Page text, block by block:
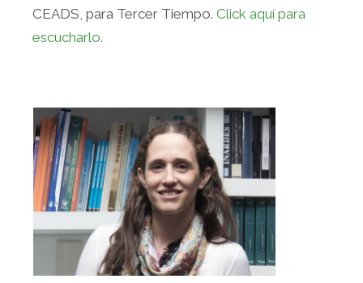
CEADS, para Tercer Tiempo. Click aquí para
escucharlo.